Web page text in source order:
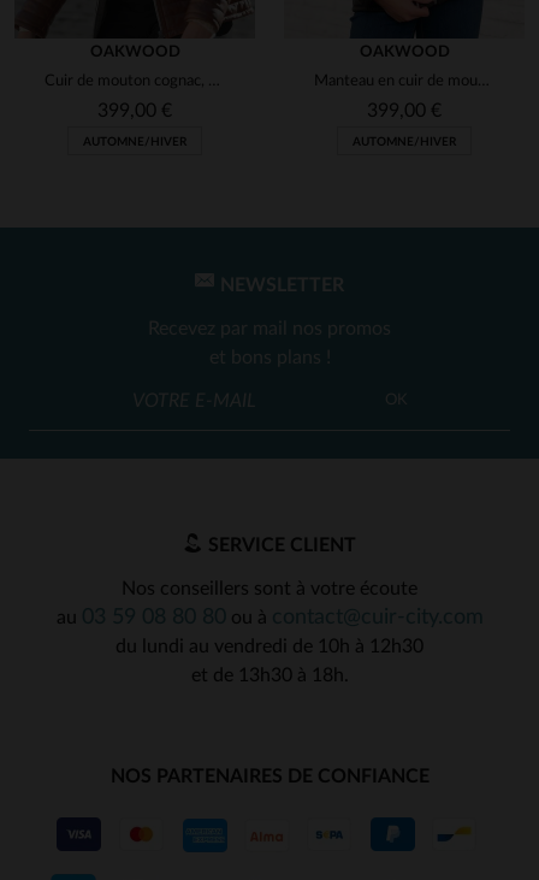
OAKWOOD
Cuir de mouton cognac, doudoune chaude et légère à capuche fourrée.
399,00 €
AUTOMNE/HIVER
OAKWOOD
Manteau en cuir de mouton noir, souple et élégant, signature Oakwood.
399,00 €
AUTOMNE/HIVER
NEWSLETTER
Recevez par mail nos promos
et bons plans !
OK
SERVICE CLIENT
Nos conseillers sont à votre écoute
au
ou à
du lundi au vendredi de 10h à 12h30
et de 13h30 à 18h.
NOS PARTENAIRES DE CONFIANCE